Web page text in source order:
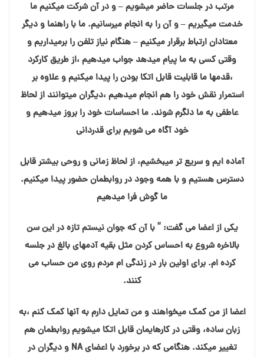
مرتب در جلسات حاضر میشویم – و در آن شرکت میکنیم ما
خدمت میگیریم – و آن را به انجام میرسانیم. ما با راهنما و دیگر
معتادان ارتباط برقرار میکنیم – هنگام نیاز تلفن را برمیداریم و
وقتی کسی به ما پیام میدهد جواب میدهیم ،از طریق کارکرد
،قدمها ما قابلیت قابل اتکا بودن را پیدا میکنیم و علاوه بر
استمرار نقش خود را هم انجام میدهیم ،دیگران میتوانند از لحاظ
عاطفی به ما دلگرم شوند. ما احساسات خود را بروز میدهیم و
خود آگاه می شویم برای قدردانی
آماده ایم و سریع تر میبخشیم، از لحاظ زمانی و روحی بیشتر قابل
دسترس هستیم و با همه وجود در روابطمان حضور پیدا میکنیم.
ما گوش فرا میدهیم
یکی از اعضا می گفت: ” با آن که جوان نیستم تازه در این سن
بالاخره شروع به احساس کردن مثل بقیه آدمهای بالغ در جلسه
کرده ام. برای اولین بار در زندگی ام مردم روی من حساب می
کنند.
اعضا از من کمک میخواهند و من تمایل دارم به آنها کمک کنم ،به
زبان ساده، وقتی در کارهایمان قابل اتکا میشویم روابطمان هم
تغییر میکند. هنگامی که در برخورد با اعضای NA و دیگران در